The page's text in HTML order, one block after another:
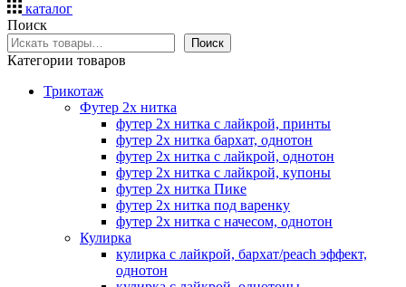
каталог
Поиск
Поиск
Категории товаров
Трикотаж
Футер 2х нитка
футер 2х нитка с лайкрой, принты
футер 2х нитка бархат, однотон
футер 2х нитка с лайкрой, однотон
футер 2х нитка с лайкрой, купоны
футер 2х нитка Пике
футер 2х нитка под варенку
футер 2х нитка с начесом, однотон
Кулирка
кулирка с лайкрой, бархат/peach эффект,
однотон